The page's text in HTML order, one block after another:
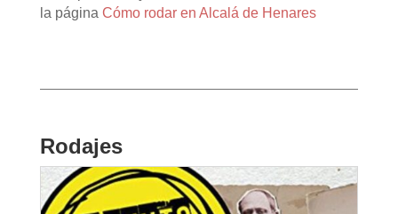
la página Cómo rodar en Alcalá de Henares
Rodajes